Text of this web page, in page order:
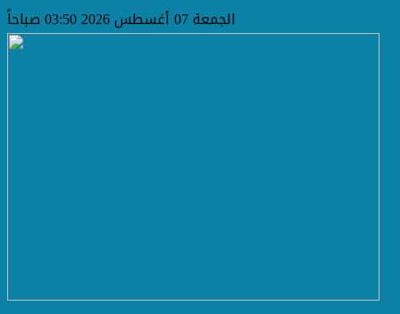
الجمعة 07 أغسطس 2026 03:50 صباحاً